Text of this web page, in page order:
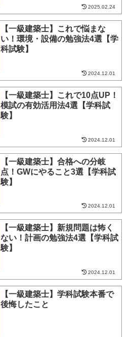
2025.02.24
【一級建築士】これで悩まな
い！環境・設備の勉強法4選【学
科試験】
2024.12.01
【一級建築士】これで10点UP！
模試の有効活用法4選【学科試
験】
2024.12.01
【一級建築士】合格への分岐
点！GWにやること3選【学科試
験】
2024.12.01
【一級建築士】新規問題は怖く
ない！計画の勉強法4選【学科試
験】
2024.12.01
【一級建築士】学科試験本番で
後悔したこと